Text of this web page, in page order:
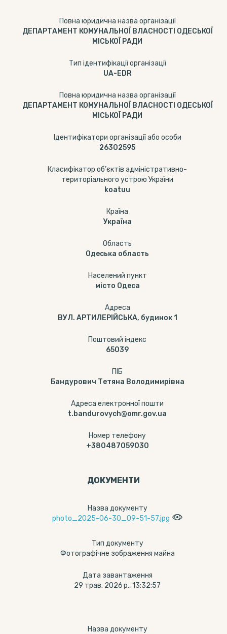
Повна юридична назва організації
ДЕПАРТАМЕНТ КОМУНАЛЬНОЇ ВЛАСНОСТІ ОДЕСЬКОЇ
МІСЬКОЇ РАДИ
Тип ідентифікації організації
UA-EDR
Повна юридична назва організації
ДЕПАРТАМЕНТ КОМУНАЛЬНОЇ ВЛАСНОСТІ ОДЕСЬКОЇ
МІСЬКОЇ РАДИ
Ідентифікатори організації або особи
26302595
Класифікатор об’єктів адміністративно-
територіального устрою України
koatuu
Країна
Україна
Область
Одеська область
Населений пункт
місто Одеса
Адреса
ВУЛ. АРТИЛЕРІЙСЬКА, будинок 1
Поштовий індекс
65039
ПІБ
Бандурович Тетяна Володимирівна
Адреса електронної пошти
t.bandurovych@omr.gov.ua
Номер телефону
+380487059030
ДОКУМЕНТИ
Назва документу
photo_2025-06-30_09-51-57.jpg
Тип документу
Фотографічне зображення майна
Дата завантаження
29 трав. 2026 р., 13:32:57
Назва документу